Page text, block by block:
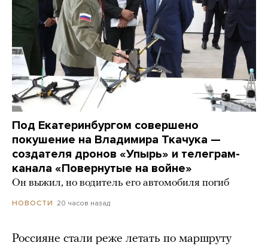
Под Екатеринбургом совершено
покушение на Владимира Ткачука —
создателя дронов «Упырь» и телеграм-
канала «Повернутые на войне»
Он выжил, но водитель его автомобиля погиб
НОВОСТИ 20 часов назад
Россияне стали реже летать по маршруту